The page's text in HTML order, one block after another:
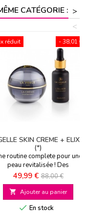
CATÉGORIE : >
<
- 38,01 €
réduit
SKIN CREME + ELIXIR
(*)
routine complete pour une
peau revitalisée ! Des
ingrédients d'origine naturelle
Anti tâches et anti âge
Rafermissant et nourrissant
Prix
49,99 € Prix
de
base
88,00 €
 Ajouter au panier
 En stock